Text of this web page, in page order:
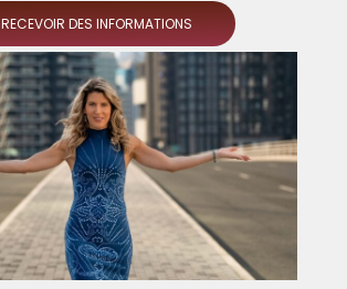
RECEVOIR DES INFORMATIONS